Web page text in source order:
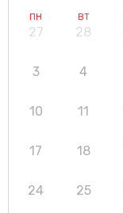
ПН ВТ
27 28
3 4
10 11
17 18
24 25